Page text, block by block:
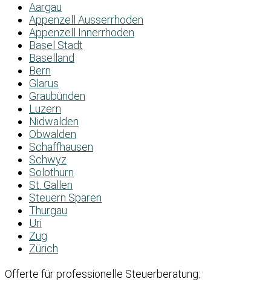
Aargau
Appenzell Ausserrhoden
Appenzell Innerrhoden
Basel Stadt
Baselland
Bern
Glarus
Graubünden
Luzern
Nidwalden
Obwalden
Schaffhausen
Schwyz
Solothurn
St. Gallen
Steuern Sparen
Thurgau
Uri
Zug
Zürich
Offerte für professionelle Steuerberatung: